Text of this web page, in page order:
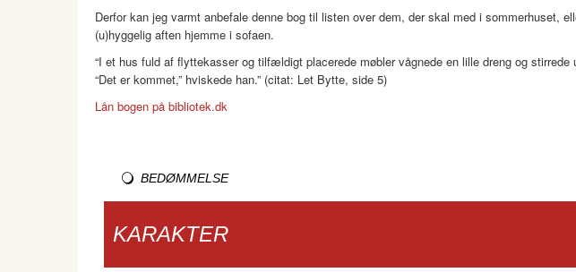
Derfor kan jeg varmt anbefale denne bog til listen over dem, der skal med i sommerhuset,
(u)hyggelig aften hjemme i sofaen.
“I et hus fuld af flyttekasser og tilfældigt placerede møbler vågnede en lille dreng og
“Det er kommet,” hviskede han.” (citat: Let Bytte, side 5)
Lån bogen på bibliotek.dk
BEDØMMELSE
KARAKTER